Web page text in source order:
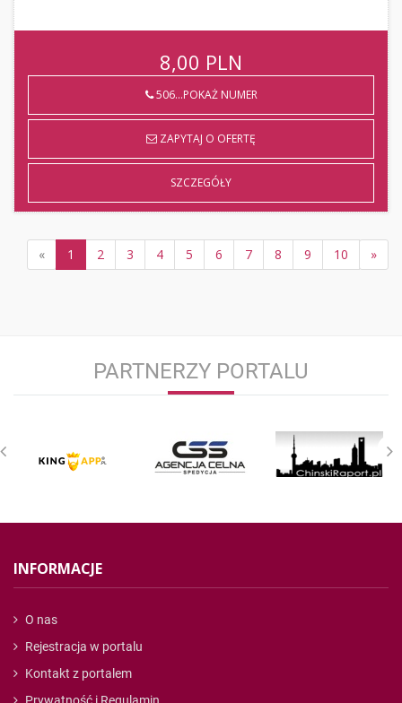
8,00 PLN
506...POKAŻ NUMER
ZAPYTAJ O OFERTĘ
SZCZEGÓŁY
« 1 2 3 4 5 6 7 8 9 10 »
PARTNERZY PORTALU
INFORMACJE
O nas
Rejestracja w portalu
Kontakt z portalem